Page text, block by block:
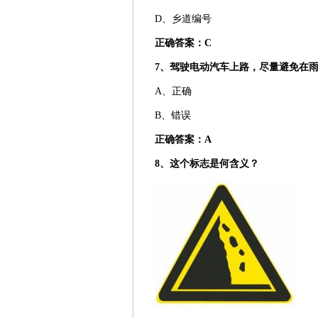
D、乡道编号
正确答案：C
7、驾驶电动汽车上路，尽量避免在
A、正确
B、错误
正确答案：A
8、这个标志是何含义？